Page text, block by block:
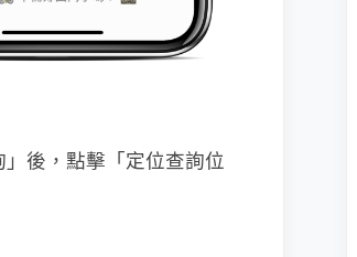
後，點擊「定位查詢位